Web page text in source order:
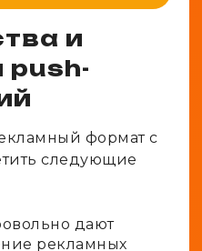
и
push-
формат с
следующие
дают
рекламных